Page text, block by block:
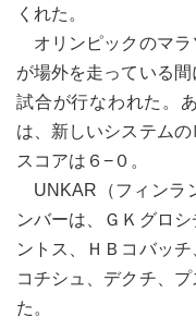
くれた。
オリンピックのマラ
が場外を走っている
試合が行なわれた。
は、新しいシステムの
スコアは６−０。
UNKAR（フィンラ
ンバーは、ＧＫグロ
ントス、ＨＢコバッ
コチシュ、デクチ、
た。